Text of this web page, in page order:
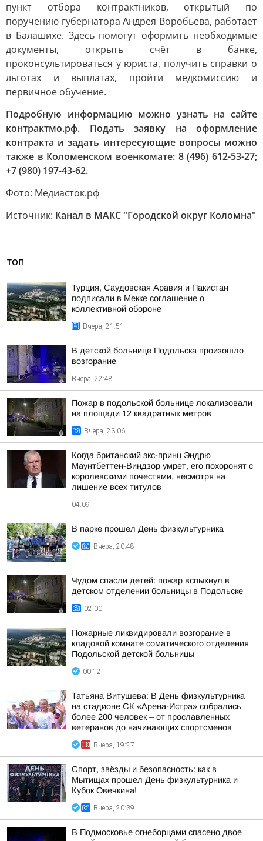
пункт отбора контрактников, открытый по
поручению губернатора Андрея Воробьева, работает
в Балашихе. Здесь помогут оформить необходимые
документы, открыть счёт в банке,
проконсультироваться у юриста, получить справки о
льготах и выплатах, пройти медкомиссию и
первичное обучение.
Подробную информацию можно узнать на сайте
контрактмо.рф. Подать заявку на оформление
контракта и задать интересующие вопросы можно
также в Коломенском военкомате: 8 (496) 612-53-27;
+7 (980) 197-43-62.
Фото: Медиасток.рф
Источник: Канал в МАКС "Городской округ Коломна"
ТОП
Турция, Саудовская Аравия и Пакистан
подписали в Мекке соглашение о
коллективной обороне
Вчера, 21:51
В детской больнице Подольска произошло
возгорание
Вчера, 22:48
Пожар в подольской больнице локализовали
на площади 12 квадратных метров
Вчера, 23:06
Когда британский экс-принц Эндрю
Маунтбеттен-Виндзор умрет, его похоронят с
королевскими почестями, несмотря на
лишение всех титулов
04:09
В парке прошел День физкультурника
Вчера, 20:48
Чудом спасли детей: пожар вспыхнул в
детском отделении больницы в Подольске
02:00
Пожарные ликвидировали возгорание в
кладовой комнате соматического отделения
Подольской детской больницы
00:12
Татьяна Витушева: В День физкультурника
на стадионе СК «Арена-Истра» собрались
более 200 человек – от прославленных
ветеранов до начинающих спортсменов
Вчера, 19:27
Спорт, звёзды и безопасность: как в
Мытищах прошёл День физкультурника и
Кубок Овечкина!
Вчера, 20:39
В Подмосковье огнеборцами спасено двое